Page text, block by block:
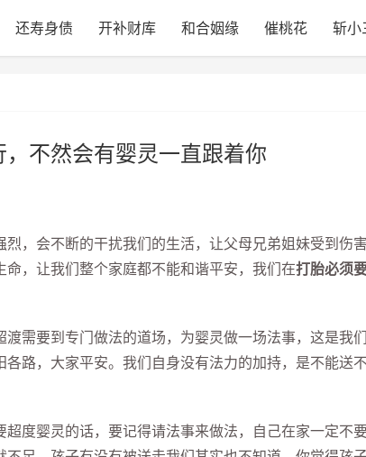
还寿身债 开补财库 和合姻缘 催桃花 斩小
不然会有婴灵一直跟着你
会不断的干扰我们的生活，让父母兄弟姐妹受到伤
，让我们整个家庭都不能和谐平安，我们在打胎必须
要到专门做法的道场，为婴灵做一场法事，这是我
路，大家平安。我们自身没有法力的加持，是不能送不
婴灵的话，要记得请法事来做法，自己在家一定不